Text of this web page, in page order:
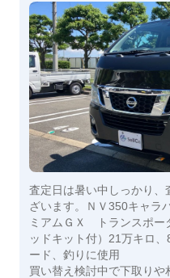
査定日は暑い中しっかり
ざいます。ＮＶ350キャ
ミアムＧＸ トランスポ
ッドキット付）21万キロ
ード、釣りに使用
買い替え検討中で下取り